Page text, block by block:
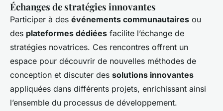
Échanges de stratégies innovantes
Participer à des événements communautaires ou
des plateformes dédiées facilite l’échange de
stratégies novatrices. Ces rencontres offrent un
espace pour découvrir de nouvelles méthodes de
conception et discuter des solutions innovantes
appliquées dans différents projets, enrichissant ainsi
l’ensemble du processus de développement.